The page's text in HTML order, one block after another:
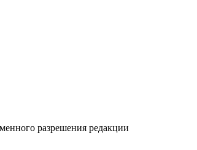
разрешения редакции